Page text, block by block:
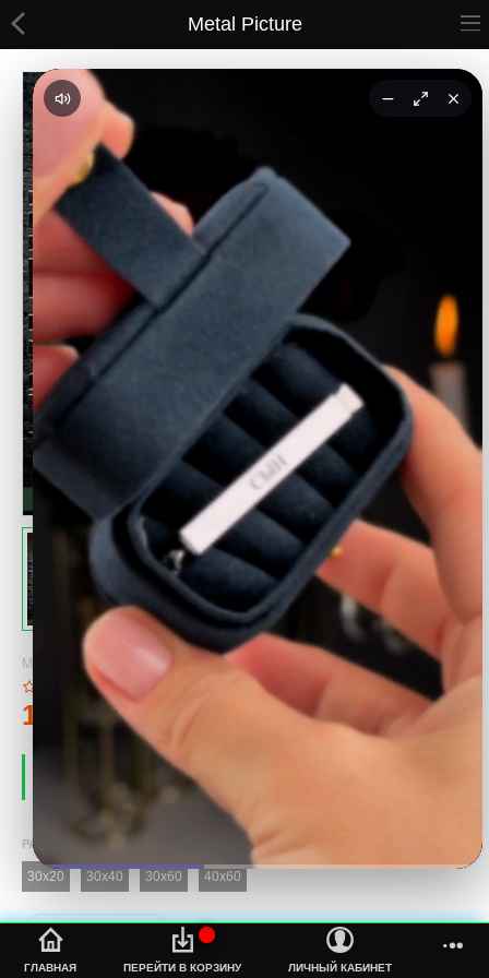
ВСЕ ТОВАРЫ
Принты
Вышивки
Сумки
Кастомные коврики
Бейсболки
Гравировка
ГЛАВНАЯ
%s
ПЕРЕЙТИ В КОРЗИНУ ЛИЧНЫЙ КАБИНЕТ
Metal Picture
МОДЕЛЬ:METAL PICTURE
110тмт.
ПРОИЗВОДИТЕЛЬ: COOL
ЕСТЬ В НАЛИЧИИ
РАЗМЕР
30x20 30x40 30x60 40x60